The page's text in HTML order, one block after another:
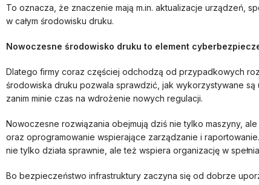
To oznacza, że znaczenie mają m.in. aktualizacje urządzeń,
w całym środowisku druku.
Nowoczesne środowisko druku to element
Dlatego firmy coraz częściej odchodzą od przypadkowych
środowiska druku pozwala sprawdzić, jak wykorzystywane
zanim minie czas na wdrożenie nowych regulacji.
Nowoczesne rozwiązania obejmują dziś nie tylko maszyny,
oraz oprogramowanie wspierające zarządzanie i
nie tylko działa sprawnie, ale też wspiera organizację w
Bo bezpieczeństwo infrastruktury zaczyna się od dobrze